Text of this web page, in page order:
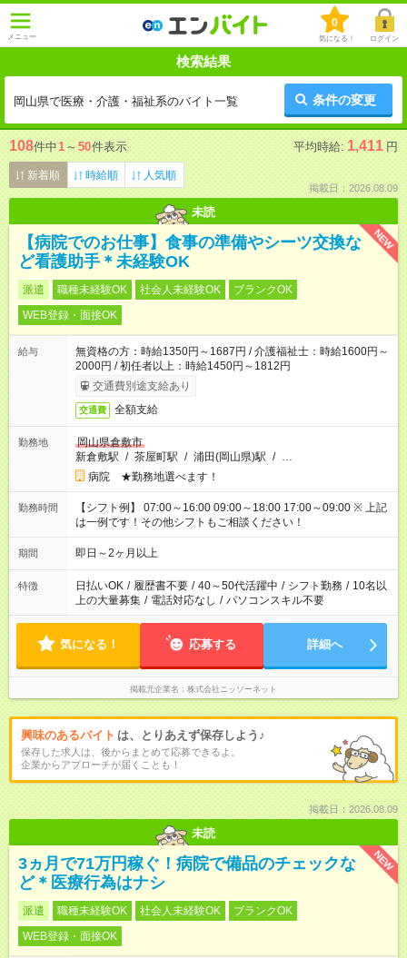
メニュー
0
気になる！ ログイン
検索結果
岡山県で医療・介護・福祉系のバイト一覧 条件の変更
108件中1 ～ 50件表示 平均時給: 1,411 円
新着順 時給順 人気順
掲載日：2026.08.09
未読
NEW
【病院でのお仕事】食事の準備やシーツ交換な
ど看護助手＊未経験OK
派遣 職種未経験OK 社会人未経験OK
ブランクOK
WEB登録・面接OK
給与
無資格の方：時給1350円～1687円 / 介護福祉士：時給1600円～
2000円 / 初任者以上：時給1450円～1812円
交通費別途支給あり
交通費 全額支給
勤務地
岡山県倉敷市
新倉敷駅 / 茶屋町駅 / 浦田(岡山県)駅 / …
病院 ★勤務地選べます！
勤務時間
【シフト例】 07:00～16:00 09:00～18:00 17:00～09:00 ※ 上記
は一例です！その他シフトもご相談ください！
期間 即日～2ヶ月以上
特徴 日払いOK / 履歴書不要 / 40～50代活躍中 / シフト勤務 / 10名以
上の大量募集 / 電話対応なし / パソコンスキル不要
気になる！ 応募する 詳細へ
掲載元企業名 株式会社ニッソーネット
興味のあるバイト は、とりあえず保存しよう♪
保存した求人は、後からまとめて応募できるよ。
企業からアプローチが届くことも！
掲載日：2026.08.09
未読
NEW
3ヵ月で71万円稼ぐ！病院で備品のチェックな
ど＊医療行為はナシ
派遣 職種未経験OK 社会人未経験OK
ブランクOK
WEB登録・面接OK